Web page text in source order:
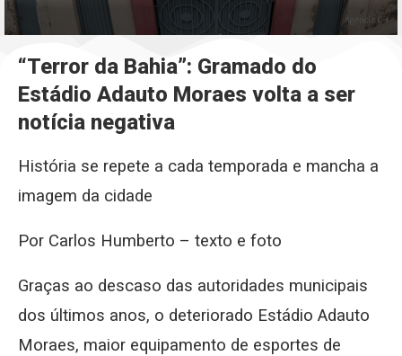
“Terror da Bahia”: Gramado do
Estádio Adauto Moraes volta a ser
notícia negativa
História se repete a cada temporada e mancha a
imagem da cidade
Por Carlos Humberto – texto e foto
Graças ao descaso das autoridades municipais
dos últimos anos, o deteriorado Estádio Adauto
Moraes, maior equipamento de esportes de